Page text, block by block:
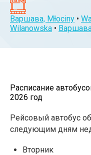
Варшава, Młociny •
Wilanowska •
Расписание
2026 год
Рейсовый автобус
следующим дням
Вторник